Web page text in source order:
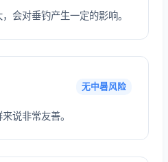
会对垂钓产生一定的影响。
无中暑风险
说非常友善。